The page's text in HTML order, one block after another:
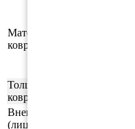
Материал
ковриков
материал,
производят
коврики,
Толщина
ковриков
Внешняя
(лицевая)
ячейки